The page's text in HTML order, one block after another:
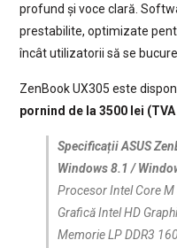
profund și voce clară.
prestabilite, optimizate
încât utilizatorii să se
ZenBook UX305 este
pornind de la 3500 lei
Specificații ASUS
Windows 8.1 /
Procesor Intel Core
Grafică Intel HD
Memorie LP DDR3